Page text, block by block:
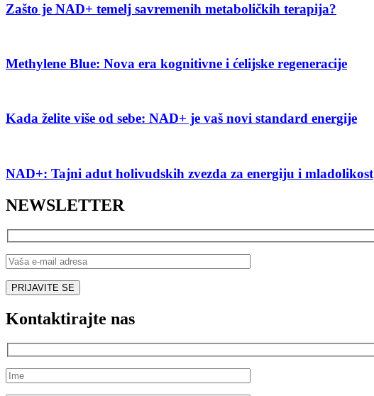
Zašto je NAD+ temelj savremenih metaboličkih terapija?
Methylene Blue: Nova era kognitivne i ćelijske regeneracije
Kada želite više od sebe: NAD+ je vaš novi standard energije
NAD+: Tajni adut holivudskih zvezda za energiju i mladolikost
NEWSLETTER
Kontaktirajte nas